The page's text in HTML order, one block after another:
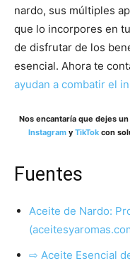
nardo, sus múltiples
que lo incorpores en
de disfrutar de los
esencial. Ahora te
ayudan a combatir el
Nos encantaría que dejes
Instagram y TikTok con
Fuentes
Aceite de Nardo:
⇨ Aceite Esencial